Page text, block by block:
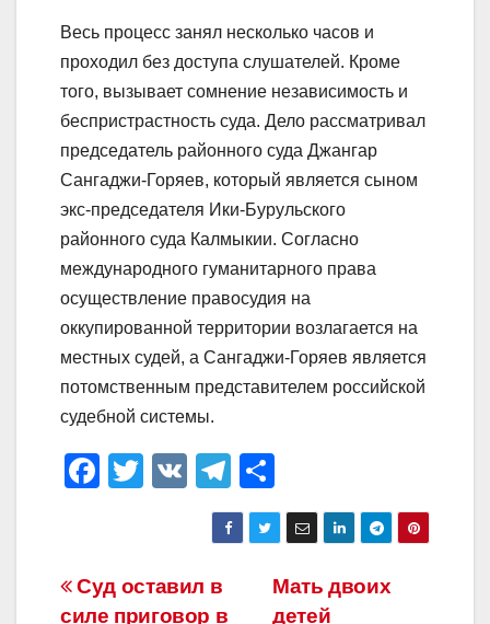
Весь процесс занял несколько часов и
проходил без доступа слушателей. Кроме
того, вызывает сомнение независимость и
беспристрастность суда. Дело рассматривал
председатель районного суда Джангар
Сангаджи-Горяев, который является сыном
экс-председателя Ики-Бурульского
районного суда Калмыкии. Согласно
международного гуманитарного права
осуществление правосудия на
оккупированной территории возлагается на
местных судей, а Сангаджи-Горяев является
потомственным представителем российской
судебной системы.
F
e
b
T
er
V
T
el
e
тп
р
а
в
Навигация
Мать двоих
детей
Суд оставил в
силе приговор в